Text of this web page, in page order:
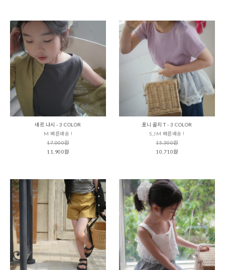
네르 나시 - 3 COLOR
M 빠른배송 !
17,000원
11,900원
포니 골지 T - 3 COLOR
S,JM 빠른배송 !
15,300원
10,710원